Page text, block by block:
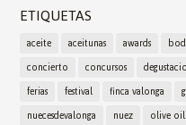
ETIQUETAS
aceite aceitunas awards
concierto
concursos
ferias
festival finca valonga
nuecesdevalonga
nuez olive oil